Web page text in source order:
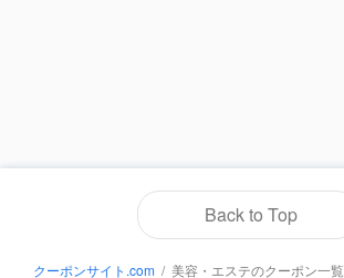
Back to Top
クーポンサイト.com / 美容・エステのクーポン一覧